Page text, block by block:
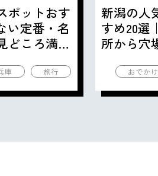
ポットおす
い定番・名
どころ満載
庫 旅行
新潟の人
すめ20選
所から穴
おでか